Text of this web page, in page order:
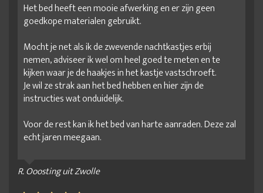
Het bed heeft een mooie afwerking en er zijn geen
goedkope materialen gebruikt.
Mocht je net als ik de zwevende nachtkastjes erbij
nemen, adviseer ik wel om heel goed te meten en te
kijken waar je de haakjes in het kastje vastschroeft.
Je wil ze strak aan het bed hebben en hier zijn de
instructies wat onduidelijk.
Voor de rest kan ik het bed van harte aanraden. Deze zal
echt jaren meegaan.
R. Ooosting uit Zwolle